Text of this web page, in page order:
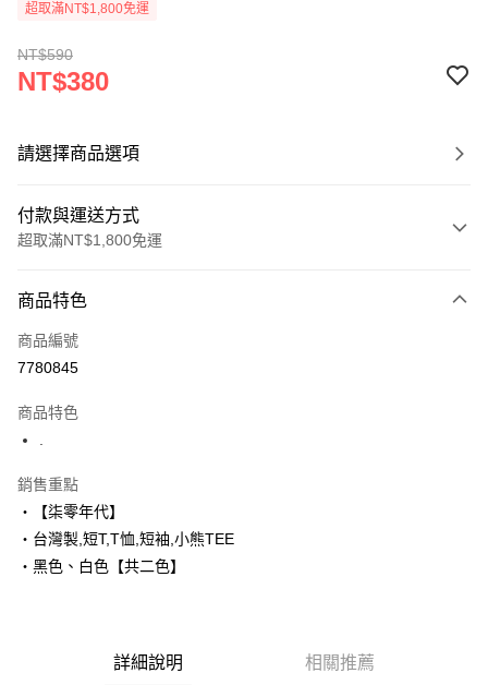
超取滿NT$1,800免運
NT$590
NT$380
請選擇商品選項
付款與運送方式
超取滿NT$1,800免運
信用卡一次付款
超商取貨付款
街口支付
悠遊付
Google Pay
AFTEE先享後付是「在收到商品之後才付款」的支付方式。 讓您購物簡單
商品特色
商品編號
7780845
商品特色
銷售重點
‧【柒零年代】
‧台灣製,短T,T恤,短袖,小熊TEE
‧黑色、白色【共二色】
詳細說明 相關推薦